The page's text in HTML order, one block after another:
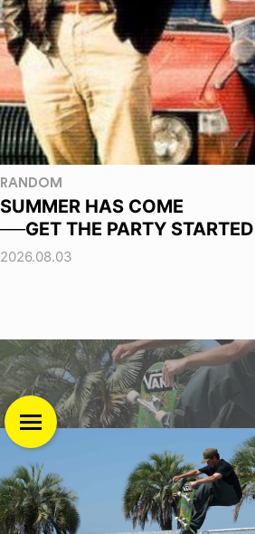
RANDOM
SUMMER HAS COME
──GET THE PARTY STARTED
2026.08.03